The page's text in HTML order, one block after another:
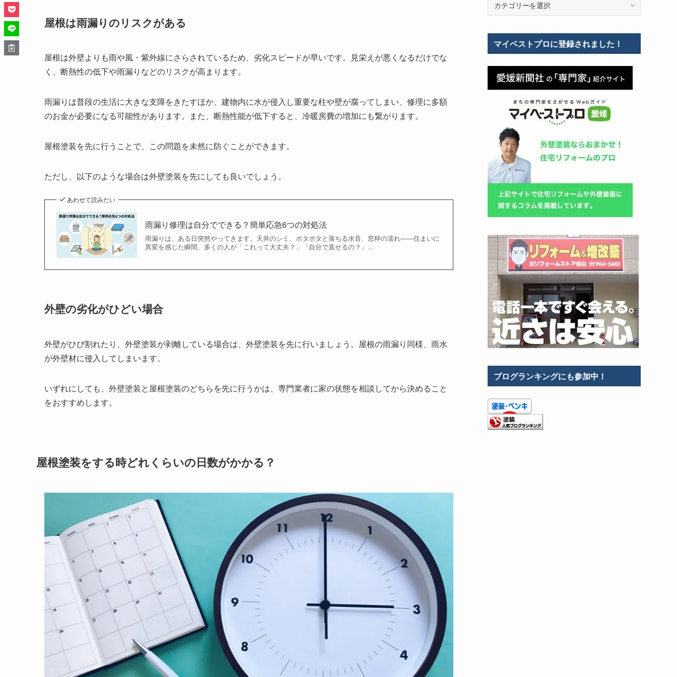
屋根は雨漏りのリスクがある
屋根は外壁よりも雨や風・紫外線にさらされているため、劣化スピードが早いです。見栄えが悪くなるだけでな
く、断熱性の低下や雨漏りなどのリスクが高まります。
雨漏りは普段の生活に大きな支障をきたすほか、建物内に水が侵入し重要な柱や壁が腐ってしまい、修理に多額
のお金が必要になる可能性があります。また、断熱性能が低下すると、冷暖房費の増加にも繋がります。
屋根塗装を先に行うことで、この問題を未然に防ぐことができます。
ただし、以下のような場合は外壁塗装を先にしても良いでしょう。
あわせて読みたい
雨漏り修理は自分でできる？簡単応急6つの対処法
雨漏りは、ある日突然やってきます。天井のシミ、ポタポタと落ちる水音、窓枠の濡れ――住まいに
異変を感じた瞬間、多くの人が「これって大丈夫？」「自分で直せるの？」...
外壁の劣化がひどい場合
外壁がひび割れたり、外壁塗装が剥離している場合は、外壁塗装を先に行いましょう。屋根の雨漏り同様、雨水
が外壁材に侵入してしまいます。
いずれにしても、外壁塗装と屋根塗装のどちらを先に行うかは、専門業者に家の状態を相談してから決めること
をおすすめします。
屋根塗装をする時どれくらいの日数がかかる？
リ
マイベストプロに登録されました！
ブログランキングにも参加中！